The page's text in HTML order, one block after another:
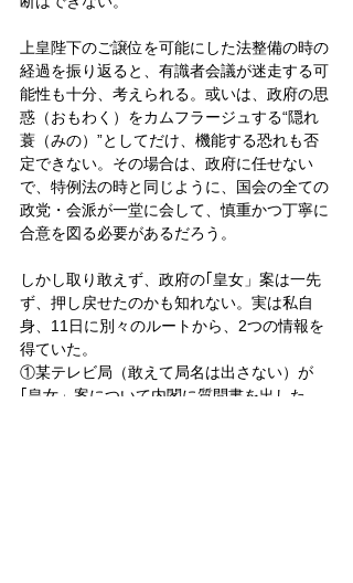
上皇陛下のご譲位を可能にした法整備の時の
経過を振り返ると、有識者会議が迷走する可
能性も十分、考えられる。或いは、政府の思
惑（おもわく）をカムフラージュする“隠れ
蓑（みの）”としてだけ、機能する恐れも否
定できない。その場合は、政府に任せない
で、特例法の時と同じように、国会の全ての
政党・会派が一堂に会して、慎重かつ丁寧に
合意を図る必要があるだろう。
しかし取り敢えず、政府の｢皇女」案は一先
ず、押し戻せたのかも知れない。実は私自
身、11日に別々のルートから、2つの情報を
得ていた。
①某テレビ局（敢えて局名は出さない）が
｢皇女」案について内閣に質問書を出した